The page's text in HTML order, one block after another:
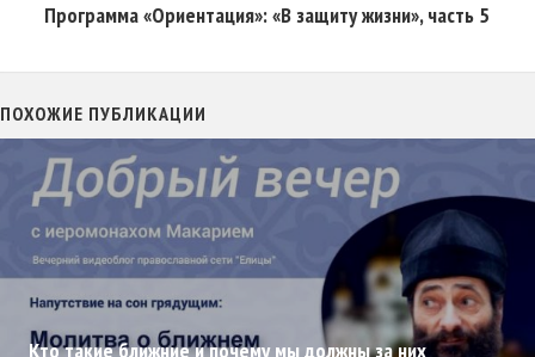
Программа «Ориентация»: «В защиту жизни», часть 5
ПОХОЖИЕ ПУБЛИКАЦИИ
Кто такие ближние и почему мы должны за них